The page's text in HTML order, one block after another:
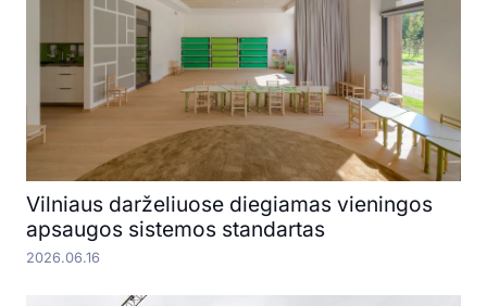
Vilniaus darželiuose diegiamas vieningos
apsaugos sistemos standartas
2026.06.16